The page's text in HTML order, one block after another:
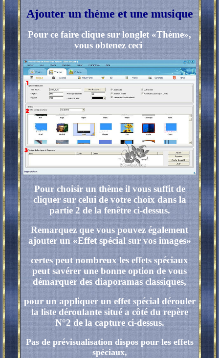
Ajouter un thème et une musique
Pour ce faire clique sur longlet «Thème»,
vous obtenez ceci
Pour choisir un thème il vous suffit de
cliquer sur celui de votre choix dans la
partie 2 de la fenêtre ci-dessus.
Remarquez que vous pouvez également
ajouter un «Effet spécial sur vos images»
certes peut nombreux les effets spéciaux
peut savérer une bonne option de vous
démarquer des diaporamas classiques,
pour un appliquer un effet spécial dérouler
la liste déroulante situé a côté du repère
N°2 de la captureci-dessus.
Pas de prévisualisation dispos pour les effets
spéciaux,